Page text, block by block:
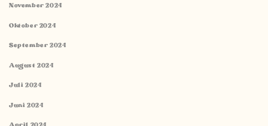
November 2024
Oktober 2024
September 2024
August 2024
Juli 2024
Juni 2024